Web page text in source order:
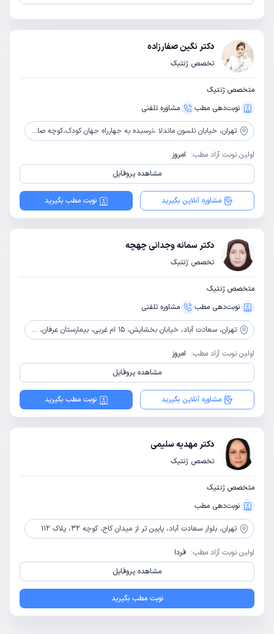
دکتر نگین صفارزاده
تخصص ژنتیک
متخصص ژنتیک
نوبت‌دهی مطب
مشاوره‌ تلفنی
تهران، خیابان نلسون ماندلا ،نرسیده به جهارراه جهان کودک،کوچه صانعی،پلاک 7،واحد 5
اولین نوبت آزاد مطب: امروز
مشاهده پروفایل
مشاوره آنلاین بگیرید نوبت مطب بگیرید
دکتر سمانه وجدانی چهچه
تخصص ژنتیک
متخصص ژنتیک
نوبت‌دهی مطب
مشاوره‌ تلفنی
تهران، سعادت آباد، خیابان بخشایش، 15 ام غربی، بیمارستان عرفان، طبقه همکف، کلینیک بخش ناباروری
اولین نوبت آزاد مطب: امروز
مشاهده پروفایل
مشاوره آنلاین بگیرید نوبت مطب بگیرید
دکتر مهدیه سلیمی
تخصص ژنتیک
متخصص ژنتیک
نوبت‌دهی مطب
تهران، بلوار سعادت آباد، پایین تر از میدان کاج، کوچه 32، پلاک 112
اولین نوبت آزاد مطب: فردا
مشاهده پروفایل
نوبت مطب بگیرید